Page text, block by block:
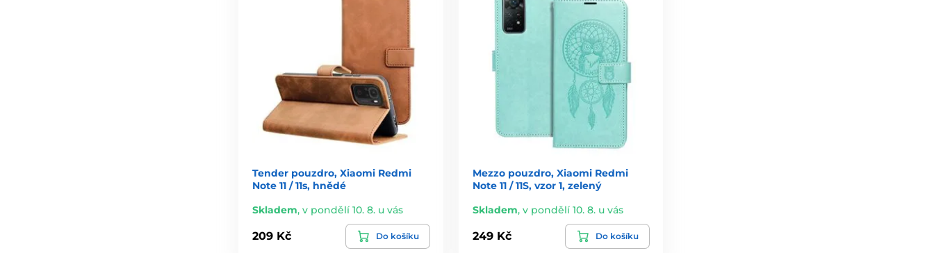
Tender pouzdro, Xiaomi Redmi
Note 11 / 11s, hnědé
Skladem, v pondělí 10. 8. u vás
209 Kč Do košíku
Mezzo pouzdro, Xiaomi Redmi
Note 11 / 11S, vzor 1, zelený
Skladem, v pondělí 10. 8. u vás
249 Kč Do košíku